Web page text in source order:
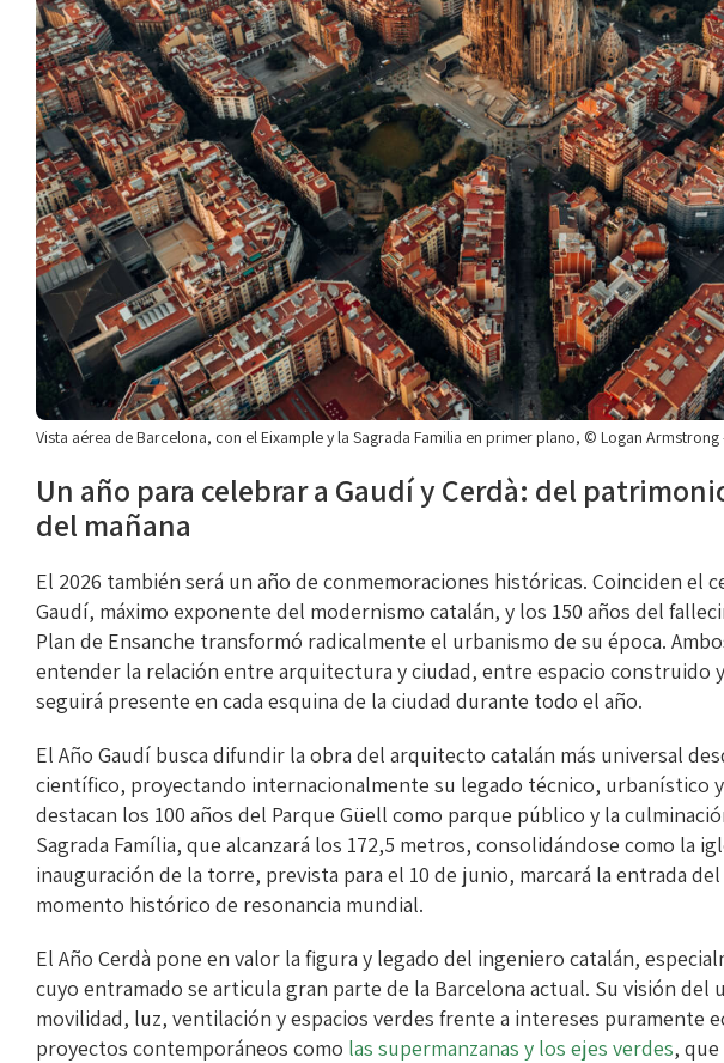
Vista aérea de Barcelona, con el Eixample y la Sagrada Familia en primer plano, © Logan Armstrong
Un año para celebrar a Gaudí y Cerdà: del
del mañana
El 2026 también será un año de conmemoraciones históricas. Coinciden el
Gaudí, máximo exponente del modernismo catalán, y los 150 años del
Plan de Ensanche transformó radicalmente el urbanismo de su época.
entender la relación entre arquitectura y ciudad, entre espacio construido
seguirá presente en cada esquina de la ciudad durante todo el año.
El Año Gaudí busca difundir la obra del arquitecto catalán más universal
científico, proyectando internacionalmente su legado técnico, urbanístico
destacan los 100 años del Parque Güell como parque público y la
Sagrada Família, que alcanzará los 172,5 metros, consolidándose como la
inauguración de la torre, prevista para el 10 de junio, marcará la entrada
momento histórico de resonancia mundial.
El Año Cerdà pone en valor la figura y legado del ingeniero catalán,
cuyo entramado se articula gran parte de la Barcelona actual. Su visión del
movilidad, luz, ventilación y espacios verdes frente a intereses puramente
proyectos contemporáneos como las supermanzanas y los ejes verdes,